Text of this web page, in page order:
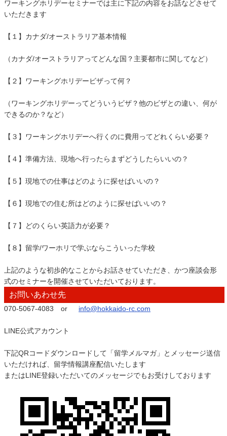
ワーキングホリデーセミナーでは主に下記の内容をお話などさせて
いただきます
【１】カナダ/オーストラリア基本情報
（カナダ/オーストラリアってどんな国？主要都市に関してなど）
【２】ワーキングホリデービザって何？
（ワーキングホリデーってどういうビザ？他のビザとの違い、何が
できるのか？など）
【３】ワーキングホリデーへ行くのに費用ってどれくらい必要？
【４】準備方法、現地へ行ったらまずどうしたらいいの？
【５】現地での仕事はどのように探せばいいの？
【６】現地での住む所はどのように探せばいいの？
【７】どのくらい英語力が必要？
【８】留学/ワーホリで学ぶならこういった学校
上記のような初歩的なことからお話させていただき、かつ座談会形
式のセミナーを開催させていただいております。
お問いあわせ先
070-5067-4083 or info@hokkaido-rc.com
LINE公式アカウント
下記QRコードダウンロードして「留学メルマガ」とメッセージ送信
いただければ、留学情報講座配信いたします
またはLINE登録いただいてのメッセージでもお受けしております